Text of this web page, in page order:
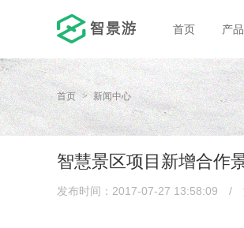
首页 产
首页 新闻中心
智慧景区项目新增合作
发布时间：2017-07-27 13:58:09 /